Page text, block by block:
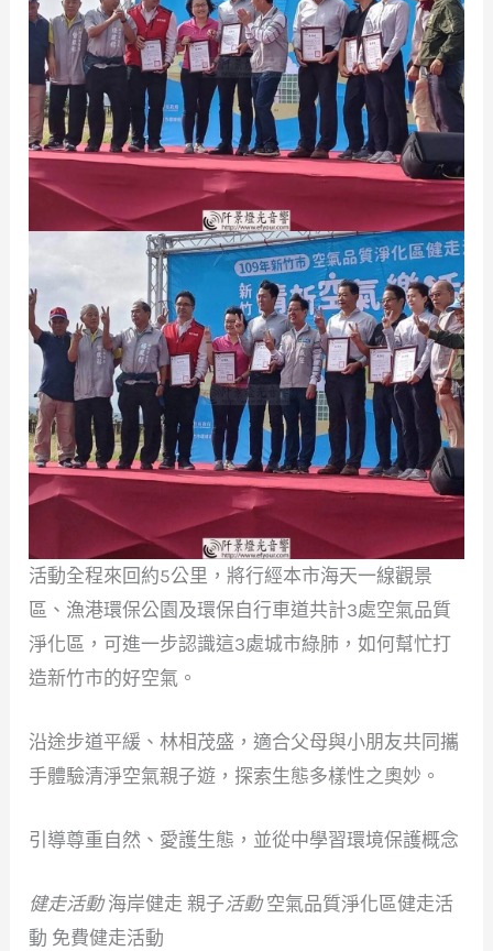
活動全程來回約5公里，將行經本市海天一線觀景
區、漁港環保公園及環保自行車道共計3處空氣品質
淨化區，可進一步認識這3處城市綠肺，如何幫忙打
造新竹市的好空氣。
沿途步道平緩、林相茂盛，適合父母與小朋友共同攜
手體驗清淨空氣親子遊，探索生態多樣性之奧妙。
引導尊重自然、愛護生態，並從中學習環境保護概念
健走活動海岸健走 親子活動空氣品質淨化區健走活
動 免費健走活動